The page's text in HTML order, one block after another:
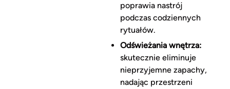
poprawia nastrój
podczas codziennych
rytuałów.
Odświeżania wnętrza:
skutecznie eliminuje
nieprzyjemne zapachy,
nadając przestrzeni